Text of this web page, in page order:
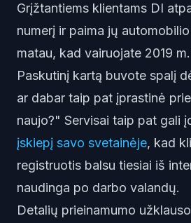
Grįžtantiems klientams DI
numerį ir paima jų
matau, kad vairuojate 2019
Paskutinį kartą buvote spalį
ar dabar taip pat įprastinė
naujo?" Servisai taip pat gali
įskiepį savo svetainėje, kad
registruotis balsu tiesiai iš
naudinga po darbo valandų.
Detalių prieinamumo